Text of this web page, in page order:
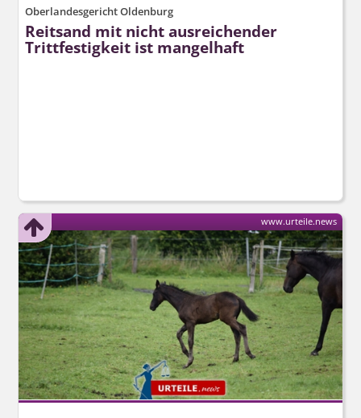
Oberlandesgericht Oldenburg
Reitsand mit nicht ausreichender
Trittfestigkeit ist mangelhaft
www.urteile.news